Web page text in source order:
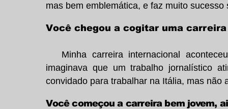
mas bem emblemática, e faz muito
Você chegou a cogitar uma
Minha carreira internacional
imaginava que um trabalho jornalístico
convidado para trabalhar na Itália, mas não
Você começou a carreira bem jovem,